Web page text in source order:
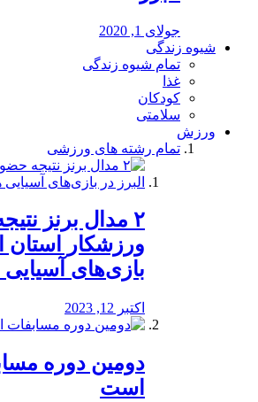
جولای 1, 2020
شیوه زندگی
تمام شیوه زندگی
غذا
کودکان
سلامتی
ورزش
تمام رشته های ورزشی
ورزشکار استان
بازی‌های آسیایی
اکتبر 12, 2023
دومین دوره
است